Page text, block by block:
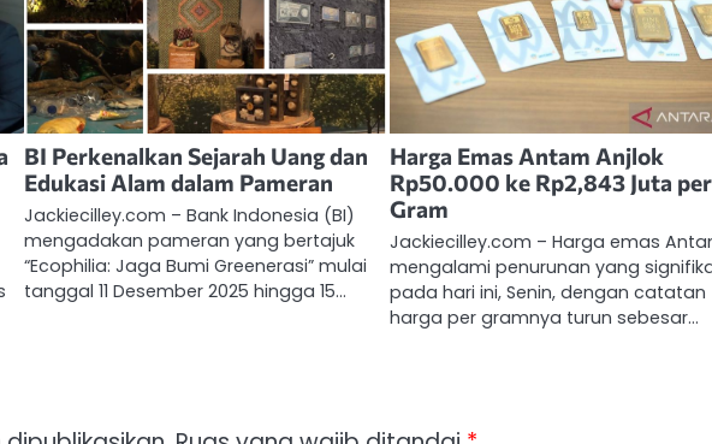
BI Perkenalkan Sejarah Uang dan
Edukasi Alam dalam Pameran
Jackiecilley.com – Bank Indonesia (BI)
mengadakan pameran yang bertajuk
“Ecophilia: Jaga Bumi Greenerasi” mulai
tanggal 11 Desember 2025 hingga 15…
Harga Emas Antam Anjlok
Rp50.000 ke Rp2,843 Juta per
Gram
Jackiecilley.com – Harga emas
mengalami penurunan yang
pada hari ini, Senin, dengan catatan
harga per gramnya turun sebesar…